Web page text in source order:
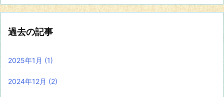
過去の記事
2025年1月 (1)
2024年12月 (2)